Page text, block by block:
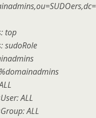
top
sudoRole
ALL
ALL